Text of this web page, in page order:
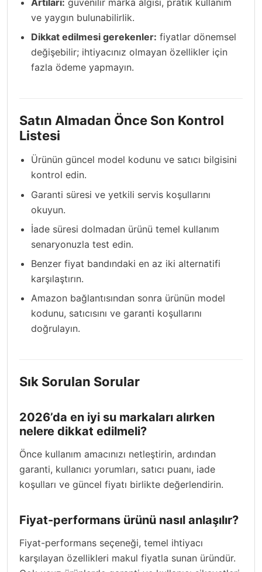
ve yaygın bulunabilirlik.
Dikkat edilmesi gerekenler: fiyatlar dönemsel
değişebilir; ihtiyacınız olmayan özellikler için
fazla ödeme yapmayın.
Satın Almadan Önce Son Kontrol
Listesi
Ürünün güncel model kodunu ve satıcı bilgisini
kontrol edin.
Garanti süresi ve yetkili servis koşullarını
okuyun.
İade süresi dolmadan ürünü temel kullanım
senaryonuzla test edin.
Benzer fiyat bandındaki en az iki alternatifi
karşılaştırın.
Amazon bağlantısından sonra ürünün model
kodunu, satıcısını ve garanti koşullarını
doğrulayın.
Sık Sorulan Sorular
2026’da en iyi su markaları alırken
nelere dikkat edilmeli?
Önce kullanım amacınızı netleştirin, ardından
garanti, kullanıcı yorumları, satıcı puanı, iade
koşulları ve güncel fiyatı birlikte değerlendirin.
Fiyat-performans ürünü nasıl anlaşılır?
Fiyat-performans seçeneği, temel ihtiyacı
karşılayan özellikleri makul fiyatla sunan üründür.